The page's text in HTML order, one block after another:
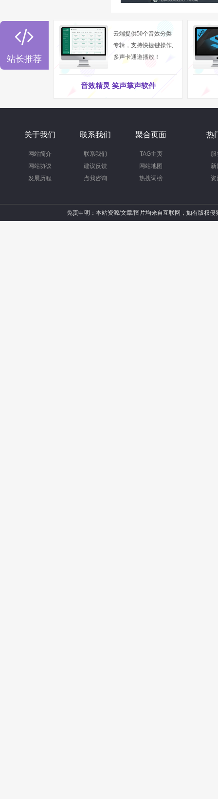

站长推荐
云端提供50个音效分类
专辑，支持快捷键操作,
多声卡通道播放！
音效精灵 笑声掌声软件
关于我们
网站简介
网站协议
发展历程
联系我们
联系我们
建议反馈
点我咨询
聚合页面
TAG主页
网站地图
热搜词榜
热
服
新
资
免责申明：本站资源/文章/图片均来自互联网，如有版权